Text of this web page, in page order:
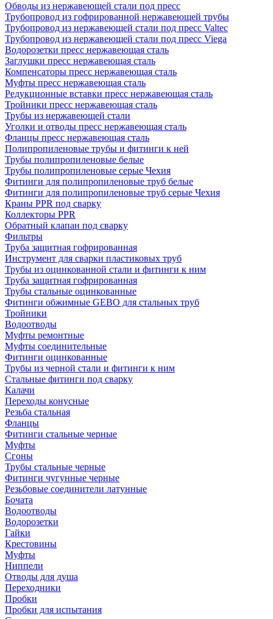
Обводы из нержавеющей стали под пресс
Трубопровод из гофрированной нержавеющей трубы
Трубопровод из нержавеющей стали под пресс Valtec
Трубопровод из нержавеющей стали под пресс Viega
Водорозетки пресс нержавеющая сталь
Заглушки пресс нержавеющая сталь
Компенсаторы пресс нержавеющая сталь
Муфты пресс нержавеющая сталь
Редукционные вставки пресс нержавеющая сталь
Тройники пресс нержавеющая сталь
Трубы из нержавеющей стали
Уголки и отводы пресс нержавеющая сталь
Фланцы пресс нержавеющая сталь
Полипропиленовые трубы и фитинги к ней
Трубы полипропиленовые белые
Трубы полипропиленовые серые Чехия
Фитинги для полипропиленовые труб белые
Фитинги для полипропиленовые труб серые Чехия
Краны PPR под сварку
Коллекторы PPR
Обратный клапан под сварку
Фильтры
Труба защитная гофрированная
Инструмент для сварки пластиковых труб
Трубы из оцинкованной стали и фитинги к ним
Труба защитная гофрированная
Трубы стальные оцинкованные
Фитинги обжимные GEBO для стальных труб
Тройники
Водоотводы
Муфты ремонтные
Муфты соединительные
Фитинги оцинкованные
Трубы из черной стали и фитинги к ним
Стальные фитинги под сварку
Калачи
Переходы конусные
Резьба стальная
Фланцы
Фитинги стальные черные
Муфты
Сгоны
Трубы стальные черные
Фитинги чугунные черные
Резьбовые соединители латунные
Бочата
Водоотводы
Водорозетки
Гайки
Крестовины
Муфты
Ниппели
Отводы для душа
Переходники
Пробки
Пробки для испытания